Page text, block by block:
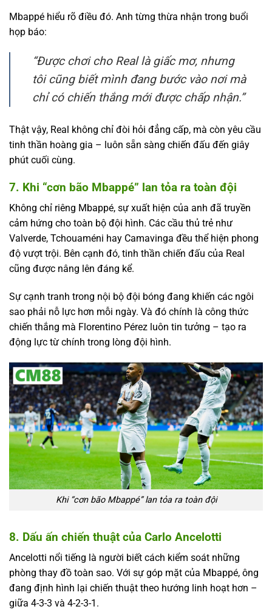
Mbappé hiểu rõ điều đó. Anh từng thừa nhận trong buổi
họp báo:
“Được chơi cho Real là giấc mơ, nhưng
tôi cũng biết mình đang bước vào nơi mà
chỉ có chiến thắng mới được chấp nhận.”
Thật vậy, Real không chỉ đòi hỏi đẳng cấp, mà còn yêu cầu
tinh thần hoàng gia – luôn sẵn sàng chiến đấu đến giây
phút cuối cùng.
7. Khi “cơn bão Mbappé” lan tỏa ra toàn đội
Không chỉ riêng Mbappé, sự xuất hiện của anh đã truyền
cảm hứng cho toàn bộ đội hình. Các cầu thủ trẻ như
Valverde, Tchouaméni hay Camavinga đều thể hiện phong
độ vượt trội. Bên cạnh đó, tinh thần chiến đấu của Real
cũng được nâng lên đáng kể.
Sự cạnh tranh trong nội bộ đội bóng đang khiến các ngôi
sao phải nỗ lực hơn mỗi ngày. Và đó chính là công thức
chiến thắng mà Florentino Pérez luôn tin tưởng – tạo ra
động lực từ chính trong lòng đội hình.
Khi “cơn bão Mbappé” lan tỏa ra toàn đội
8. Dấu ấn chiến thuật của Carlo Ancelotti
Ancelotti nổi tiếng là người biết cách kiểm soát những
phòng thay đồ toàn sao. Với sự góp mặt của Mbappé, ông
đang định hình lại chiến thuật theo hướng linh hoạt hơn –
giữa 4-3-3 và 4-2-3-1.